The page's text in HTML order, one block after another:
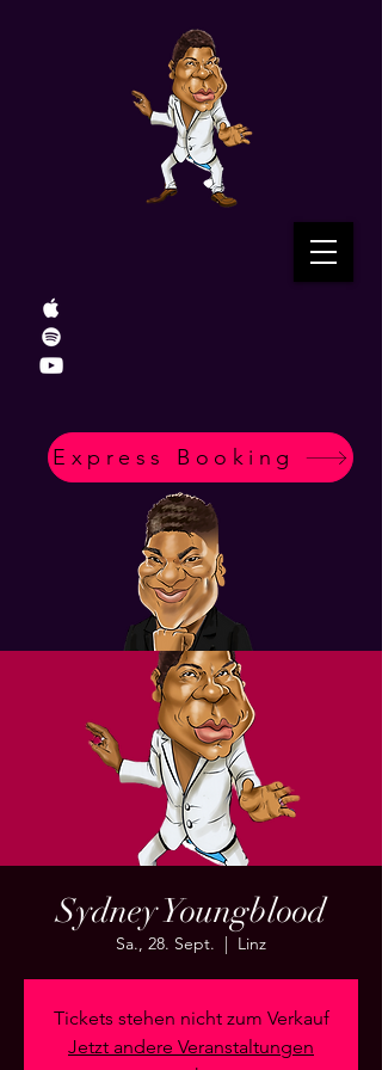
Express Booking
Sydney Youngblood
Sa., 28. Sept.
  |
Linz
Tickets stehen nicht zum Verkauf
Jetzt andere Veranstaltungen